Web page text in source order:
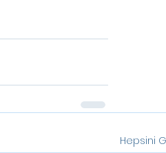
Hepsini